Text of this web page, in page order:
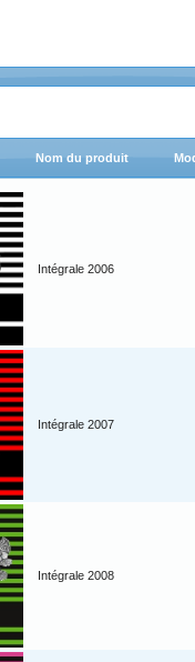
Nom du produit
Intégrale 2006
Intégrale 2007
Intégrale 2008